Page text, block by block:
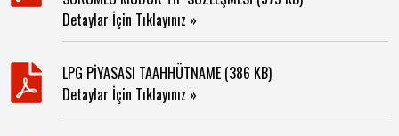
Detaylar İçin Tıklayınız »
LPG PİYASASI TAAHHÜTNAME (386 KB)
Detaylar İçin Tıklayınız »